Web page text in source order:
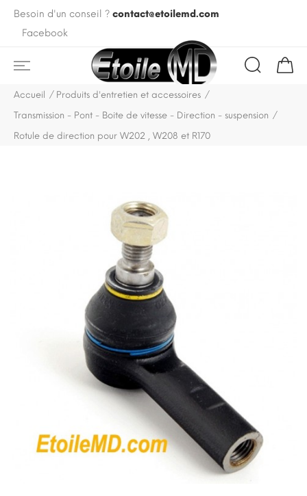
Besoin d'un conseil ? contact@etoilemd.com
Facebook
Accueil
Produits d'entretien et accessoires
Transmission - Pont - Boite de vitesse - Direction - suspension
Rotule de direction pour W202 , W208 et R170